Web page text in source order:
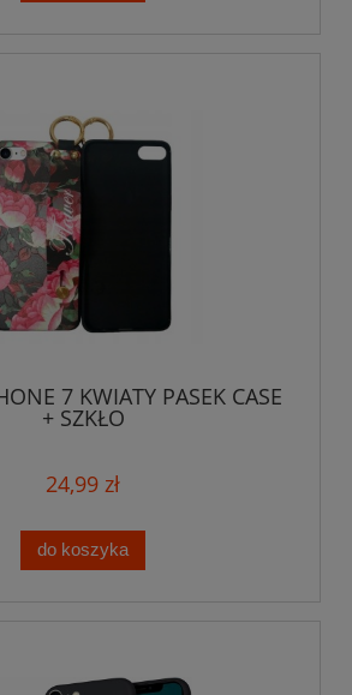
7 KWIATY PASEK CASE
+ SZKŁO
24,99 zł
do koszyka